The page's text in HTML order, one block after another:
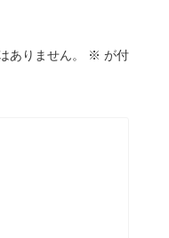
ありません。 ※ が付